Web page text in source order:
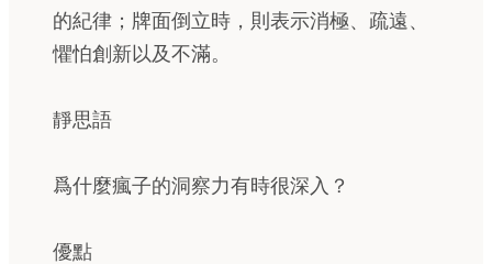
的紀律；牌面倒立時，則表示消極、疏遠、
懼怕創新以及不滿。
靜思語
爲什麼瘋子的洞察力有時很深入？
優點